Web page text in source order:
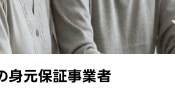
身元保証事業者